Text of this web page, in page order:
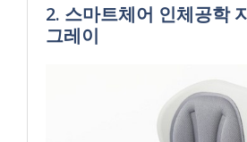
2. 스마트체어 인체공학
그레이